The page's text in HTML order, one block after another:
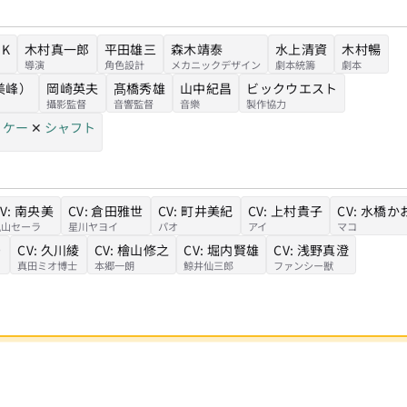
木村真一郎
導演
平田雄三
角色設計
森木靖泰
メカニックデザイン
水上清資
劇本統籌
木村暢
劇本
） 岡崎英夫
攝影監督
髙橋秀雄
音響監督
山中紀昌
音樂
ビックウエスト
製作協力
ー ✕ シャフト
南央美
セーラ
CV: 倉田雅世
星川ヤヨイ
CV: 町井美紀
パオ
CV: 上村貴子
アイ
CV: 水橋か
マコ
CV: 久川綾
真田ミオ博士
CV: 檜山修之
本郷一朗
CV: 堀内賢雄
鯨井仙三郎
CV: 浅野真澄
ファンシー獣